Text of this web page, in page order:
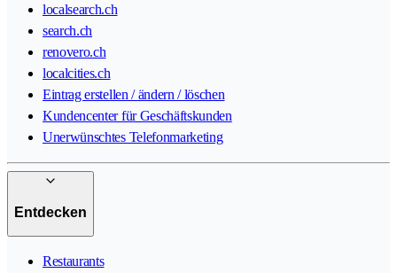
localsearch.ch
search.ch
renovero.ch
localcities.ch
Eintrag erstellen / ändern / löschen
Kundencenter für Geschäftskunden
Unerwünschtes Telefonmarketing
Entdecken
Restaurants